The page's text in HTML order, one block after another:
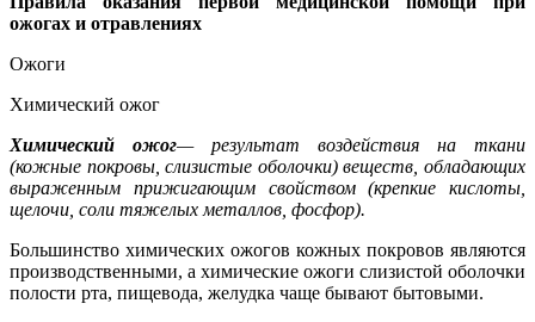
ожогах и отравлениях
Ожоги
Химический ожог
Химический ожог— результат воздействия на ткани
(кожные покровы, слизистые оболочки) веществ, обладающих
выраженным прижигающим свойством (крепкие кислоты,
щелочи, соли тяжелых металлов, фосфор).
Большинство химических ожогов кожных покровов являются
производственными, а химические ожоги слизистой оболочки
полости рта, пищевода, желудка чаще бывают бытовыми.